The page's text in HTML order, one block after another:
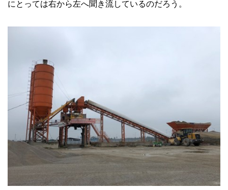
にとっては右から左へ聞き流しているのだろう。